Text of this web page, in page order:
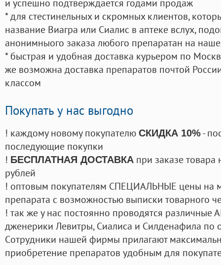
и успешно подтверждается годами продаж
* для стестинельных и скромных клиентов,
название Виагра или Сиалис в аптеке вслух,
анонимныого заказа любого препаратан на
* быстрая и удобная доставка курьером по
же возможна доставка препаратов почтой
классом
Покупать у нас выгодно
! каждому новому покупателю СКИДКА 10%-
последующие покупки
! БЕСПЛАТНАЯ ДОСТАВКА при заказе
рублей
! оптовым покупателям СПЕЦИАЛЬНЫЕ цены на
препарата с возможностью выписки товарного
! так же у нас постоянно проводятся
дженерики Левитры, Сиалиса и Силденафила по
Cотрудники нашей фирмы прилагают
приобретение препаратов удобным для